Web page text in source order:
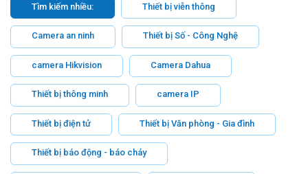
Tìm kiếm nhiều: Thiết bị viễn thông
Camera an ninh Thiết bị Số - Công Nghệ
camera Hikvision Camera Dahua
Thiết bị thông minh camera IP
Thiết bị điện tử Thiết bị Văn phòng - Gia đình
Thiết bị báo động - báo cháy